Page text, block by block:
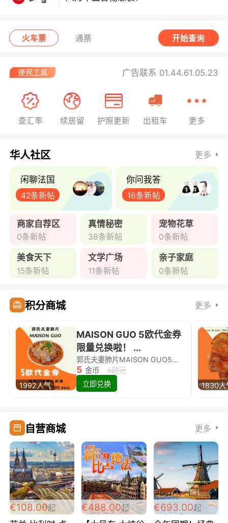
火车票 通票 开始查询
广告联系 01.44.61.05.23
查汇率 续居留 护照更新 出租车 更多
华人社区 更多
闲聊法国
42条新帖
你问我答
16条新帖
商家自荐区
0条新帖
真情秘密
38条新帖
宠物花草
0条新帖
美食天下
15条新帖
文学广场
11条新帖
亲子家庭
0条新帖
积分商城 更多
1992人气
MAISON GUO 5欧代金券
限量兑换啦！ ...
郭氏夫妻肺片MAISON GUO5欧代金券限量兑换啦！
5 金币
5欧元
立即兑换
1830人
自营商城 更多
€108.00起 €488.00起 €693.00起